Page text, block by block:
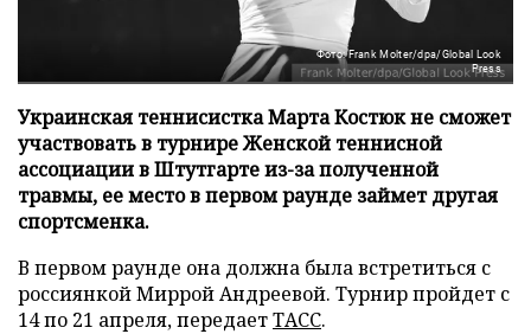
Фото: Frank Molter/dpa/Global Look
Press
Украинская теннисистка Марта Костюк не сможет
участвовать в турнире Женской теннисной
ассоциации в Штутгарте из-за полученной
травмы, ее место в первом раунде займет другая
спортсменка.
В первом раунде она должна была встретиться с
россиянкой Миррой Андреевой. Турнир пройдет с
14 по 21 апреля, передаетТАСС.